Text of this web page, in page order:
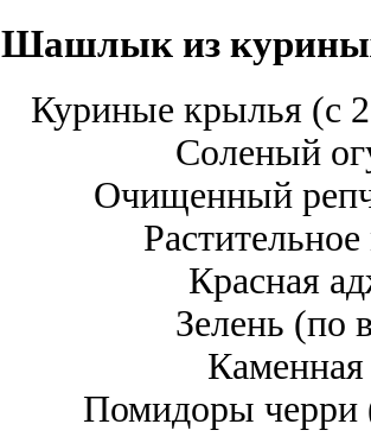
Шашлык из
Куриные крылья (с
Соленый
Очищенный
Красная
Зелень (по
Помидоры